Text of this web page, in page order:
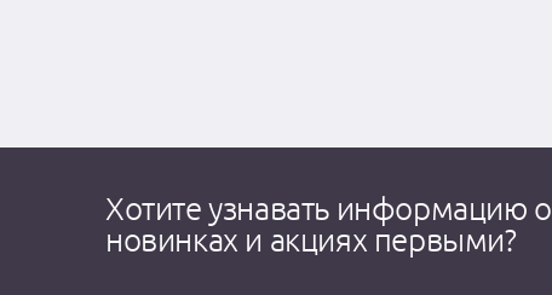
Хотите узнавать информацию о
новинках и акциях первыми?